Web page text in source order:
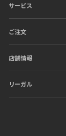
サービス
ご注文
店舗情報
リーガル